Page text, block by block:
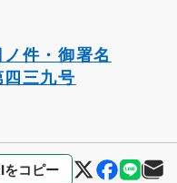
件・御署名
三九号
をコピー